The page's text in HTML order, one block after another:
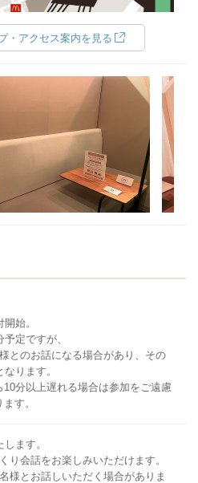
・アクセス案内を見る
始。
定ですが、
とのお話になる場合があり、その
ります。
分以上遅れる場合は参加をご遠慮
す。
ます。
り会話をお楽しみいただけます。
様とお話しいただく場合がありま